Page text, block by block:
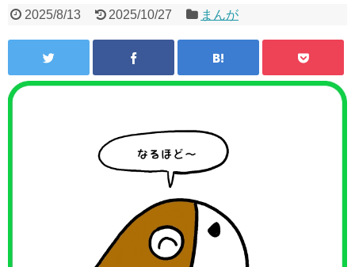
2025/8/13 2025/10/27 まんが